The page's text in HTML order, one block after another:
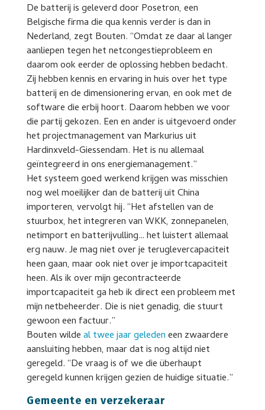
De batterij is geleverd door Posetron, een
Belgische firma die qua kennis verder is dan in
Nederland, zegt Bouten. “Omdat ze daar al langer
aanliepen tegen het netcongestieprobleem en
daarom ook eerder de oplossing hebben bedacht.
Zij hebben kennis en ervaring in huis over het type
batterij en de dimensionering ervan, en ook met de
software die erbij hoort. Daarom hebben we voor
die partij gekozen. Een en ander is uitgevoerd onder
het projectmanagement van Markurius uit
Hardinxveld-Giessendam. Het is nu allemaal
geïntegreerd in ons energiemanagement.”
Het systeem goed werkend krijgen was misschien
nog wel moeilijker dan de batterij uit China
importeren, vervolgt hij. “Het afstellen van de
stuurbox, het integreren van WKK, zonnepanelen,
netimport en batterijvulling… het luistert allemaal
erg nauw. Je mag niet over je teruglevercapaciteit
heen gaan, maar ook niet over je importcapaciteit
heen. Als ik over mijn gecontracteerde
importcapaciteit ga heb ik direct een probleem met
mijn netbeheerder. Die is niet genadig, die stuurt
gewoon een factuur.”
Bouten wildeal twee jaar geledeneen zwaardere
aansluiting hebben, maar dat is nog altijd niet
geregeld. “De vraag is of we die überhaupt
geregeld kunnen krijgen gezien de huidige situatie.”
Gemeente en verzekeraar